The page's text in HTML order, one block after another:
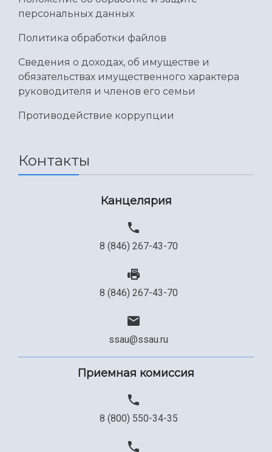
Международный межвузовский кампус
Сведения об образовательной организации
Официальные документы
персональных данных
Политика обработки файлов
Сведения о доходах, об имуществе и
обязательствах имущественного характера
руководителя и членов его семьи
Противодействие коррупции
Контакты
Канцелярия
8 (846) 267-43-70
8 (846) 267-43-70
ssau@ssau.ru
Приемная комиссия
8 (800) 550-34-35